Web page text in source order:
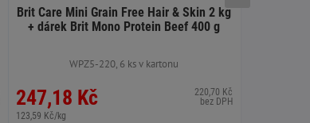
Brit Care Mini Grain Free Hair & Skin 2 kg
+ dárek Brit Mono Protein Beef 400 g
WPZ5-220, 6 ks v kartonu
247,18 Kč
123,59 Kč/kg
220,70 Kč
bez DPH